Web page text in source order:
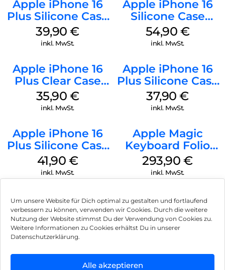
Um unsere Website für Dich optimal zu gestalten und fortlaufend
verbessern zu können, verwenden wir Cookies. Durch die weitere
Nutzung der Website stimmst Du der Verwendung von Cookies zu.
Weitere Informationen zu Cookies erhältst Du in unserer
Datenschutzerklärung.
Alle akzeptieren
Apple iPhone 16
Plus Silicone Case
MagSafe Plum
39,90€
inkl. MwSt.
Apple iPhone 16
Silicone Case
MagSafe Black
54,90 €
inkl. MwSt.
Apple iPhone 16
Plus Clear Case
MagSafe
Transparent
35,90 €
inkl. MwSt.
Apple iPhone 16
Plus Silicone Case
MagSafe Lake
Green
37,90€
inkl. MwSt.
Apple iPhone 16
Plus Silicone Case
MagSafe Stone
Gray
41,90 €
inkl. MwSt.
Apple Magic
Keyboard Folio
iPad 10.9″ (10.Gen.)
Weiß
293,90€
inkl. MwSt.
Impressum